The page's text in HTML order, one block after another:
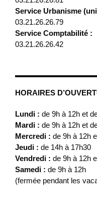
Service Urbanisme
03.21.26.26.79
Service Comptabilité :
03.21.26.26.42
HORAIRES
Lundi : de 9h à 12h et
Mardi : de 9h à 12h et
Mercredi : de 9h à 12h
Jeudi : de 14h à 17h30
Vendredi : de 9h à 12h
Samedi : de 9h à 12h
(fermée pendant les